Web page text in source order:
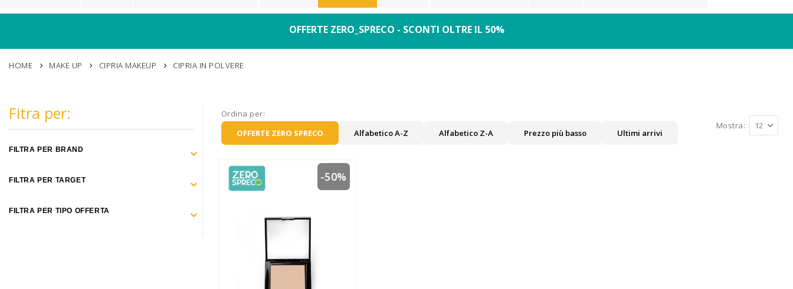
Alimentazione e Dietetica
Make Up
Capelli
Igiene personale
OFFERTE ZERO_SPRECO - SCONTI OLTRE IL 50%
HOME MAKE UP CIPRIA MAKEUP CIPRIA IN POLVERE
Ordina per
OFFERTE ZERO SPRECO
Alfabetico A-Z Alfabetico Z-A Prezzo più basso Ultimi arrivi
Mostra
-50%
Fitra per:
FILTRA PER BRAND
FILTRA PER TARGET
FILTRA PER TIPO OFFERTA